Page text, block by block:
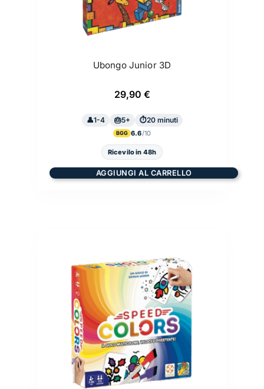
Ubongo Junior 3D
29,90 €
1-4 5+ 20 minuti
BGG 6.6
Ricevilo in 48h
AGGIUNGI AL CARRELLO